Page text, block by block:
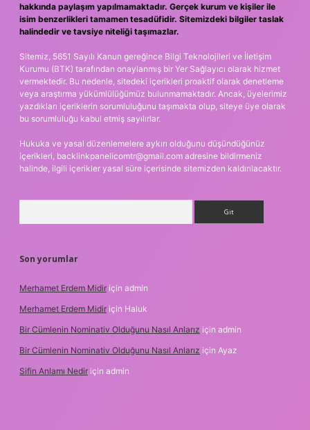
hakkında paylaşım yapılmamaktadır. Gerçek kurum ve kişiler ile
isim benzerlikleri tamamen tesadüfidir. Sitemizdeki bilgiler taslak
halindedir ve tavsiye niteliği taşımazlar.
Sitemiz, 5651 Sayılı Kanun gereğince Bilgi Teknolojileri ve İletişim
Kurumu (BTK) tarafından onaylanmış bir Yer Sağlayıcı olarak hizmet
vermektedir. Bu nedenle, sitedeki içerikleri proaktif olarak denetleme
veya araştırma yükümlülüğümüz bulunmamaktadır. Ancak, üyelerimiz
yazdıkları içeriklerin sorumluluğunu taşımakta olup, siteye üye olarak
bu sorumluluğu kabul etmiş sayılırlar.
Hukuka ve yasal düzenlemelere aykırı olduğunu düşündüğünüz
içerikleri, backlinkpanelicomtr@gmail.com adresine bildirmeniz
halinde, ilgili içerikler yasal süre içerisinde sitemizden kaldırılacaktır.
Son yorumlar
Merhamet Erdem Midir için admin
Merhamet Erdem Midir için Haluk
Bir Cümlenin Nominativ Olduğunu Nasıl Anlarız için admin
Bir Cümlenin Nominativ Olduğunu Nasıl Anlarız için Ayaz
Sifin Anlamı Nedir için admin